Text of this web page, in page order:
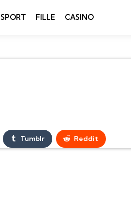
SPORT FILLE CASINO
Tumblr Reddit